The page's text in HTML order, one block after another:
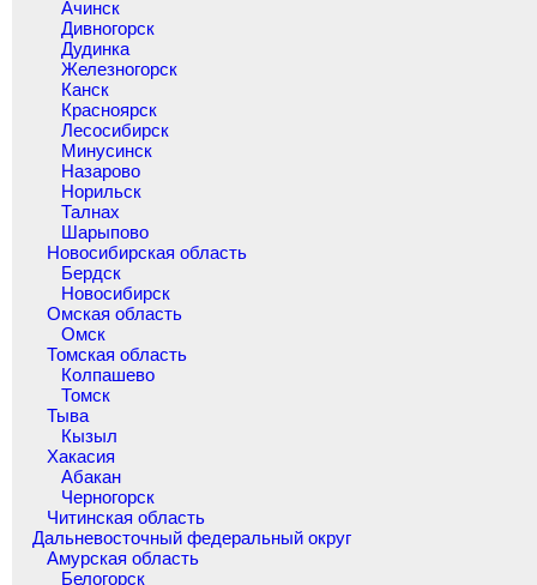
Ачинск
Дивногорск
Дудинка
Железногорск
Канск
Красноярск
Лесосибирск
Минусинск
Назарово
Норильск
Талнах
Шарыпово
Новосибирская область
Бердск
Новосибирск
Омская область
Омск
Томская область
Колпашево
Томск
Тыва
Кызыл
Хакасия
Абакан
Черногорск
Читинская область
Дальневосточный федеральный округ
Амурская область
Белогорск